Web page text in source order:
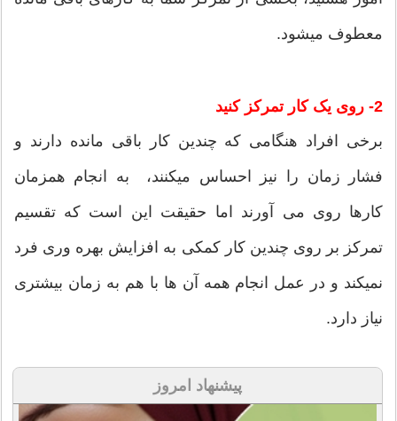
معطوف می‏شود.
2- روی یک کار تمرکز کنید
برخی افراد هنگامی که چندین کار باقی مانده دارند و
فشار زمان را نیز احساس می‏کنند، به انجام همزمان
کارها روی می ‏آورند اما حقیقت این است که تقسیم
تمرکز بر روی چندین کار کمکی به افزایش بهره وری فرد
نمی‏کند و در عمل انجام همه آن ها با هم به زمان بیشتری
نیاز دارد.
پیشنهاد امروز